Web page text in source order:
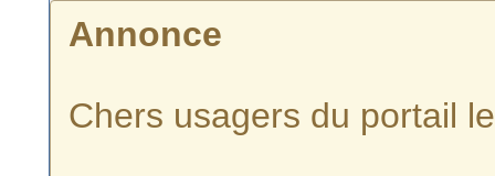
Annonce
Chers usagers du portail